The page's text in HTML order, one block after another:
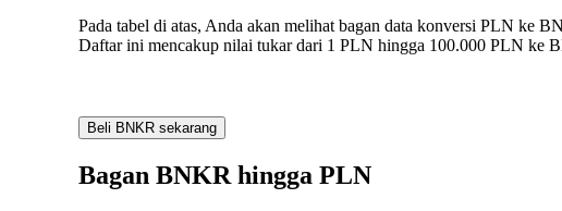
Pada tabel di atas, Anda akan melihat bagan data konversi PLN ke
Daftar ini mencakup nilai tukar dari 1 PLN hingga 100.000 PLN ke
Beli BNKR sekarang
Bagan BNKR hingga PLN